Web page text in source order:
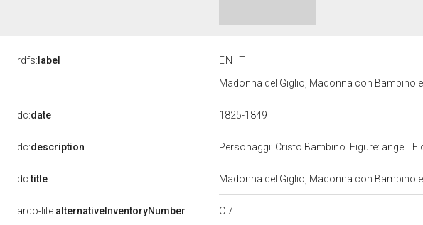
rdfs: label EN
IT
Madonna del Giglio, Madonna con Bambino
dc:date 1825-1849
dc:description Personaggi: Cristo Bambino. Figure: angeli.
dc:title Madonna del Giglio, Madonna con Bambino
arco-lite:alternativeInventoryNumber C.7